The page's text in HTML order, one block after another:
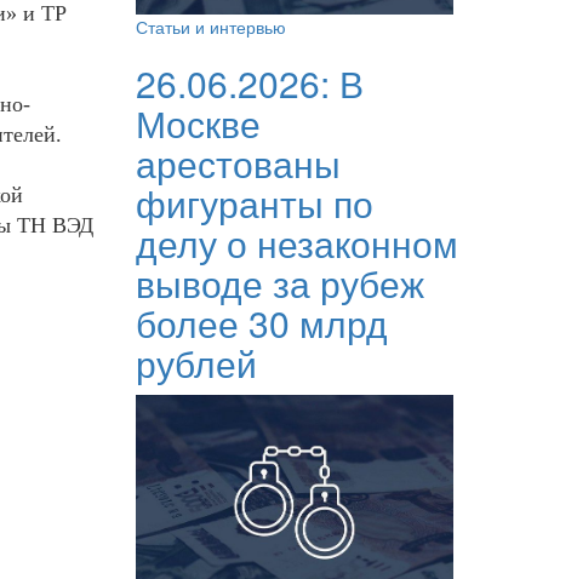
и TP
ТН ВЭД
Статьи и интервью
26.06.2026: В
Москве
арестованы
фигуранты по
делу о незаконном
выводе за рубеж
более 30 млрд
рублей